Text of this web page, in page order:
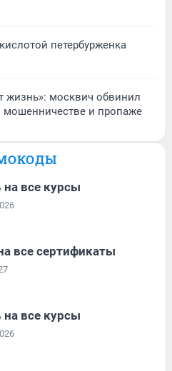
петербурженка
жизнь»: москвич обвинил
мошенничестве и пропаже
на все курсы
все сертификаты
на все курсы